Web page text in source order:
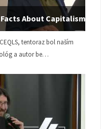
About Capitalism
tentoraz bol naším
a autor be…